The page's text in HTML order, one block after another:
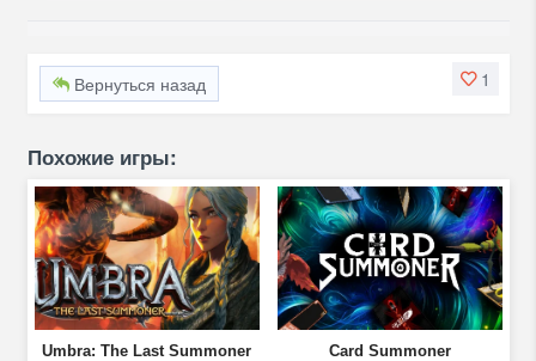
1
Вернуться назад
Похожие игры:
Umbra: The Last Summoner Card Summoner